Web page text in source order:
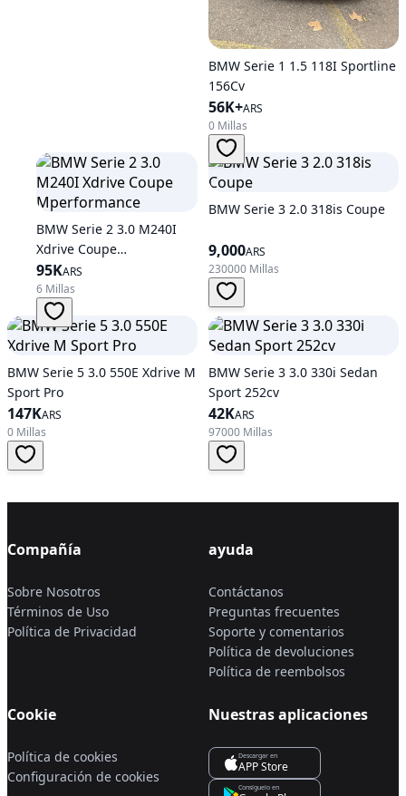
BMW Serie 1 1.5 118I Sportline
156Cv
56K+ARS
0 Millas
BMW Serie 2 3.0 M240I
Xdrive Coupe
Mperformance
95KARS
6 Millas
BMW Serie 3 2.0 318is Coupe
9,000ARS
230000 Millas
BMW Serie 5 3.0 550E Xdrive M
Sport Pro
147KARS
0 Millas
BMW Serie 3 3.0 330i Sedan
Sport 252cv
42KARS
97000 Millas
Compañía
Sobre Nosotros
Términos de Uso
Política de Privacidad
ayuda
Contáctanos
Preguntas frecuentes
Soporte y comentarios
Política de devoluciones
Política de reembolsos
Cookie
Política de cookies
Configuración de cookies
Nuestras aplicaciones
Descargar en
APP Store
Consíguelo en